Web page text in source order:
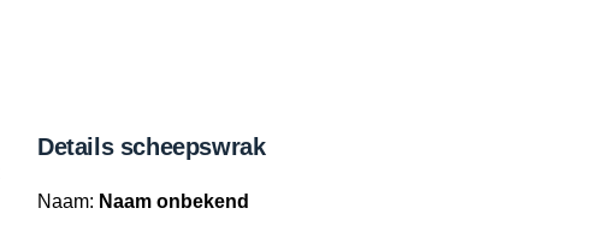
Details scheepswrak
Naam: Naam onbekend